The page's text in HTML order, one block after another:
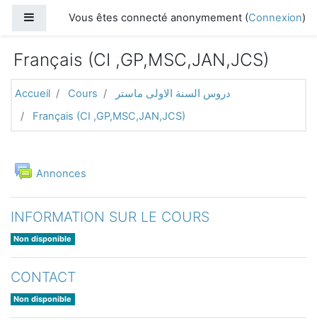
Panneau latéral
Vous êtes connecté anonymement (Connexion)
Français (CI ,GP,MSC,JAN,JCS)
Accueil Cours
دروس السنة الاولى ماستر
Français (CI ,GP,MSC,JAN,JCS)
Aperçu des sections
Généralités
Annonces
Forum
INFORMATION SUR LE COURS
Non disponible
CONTACT
Non disponible